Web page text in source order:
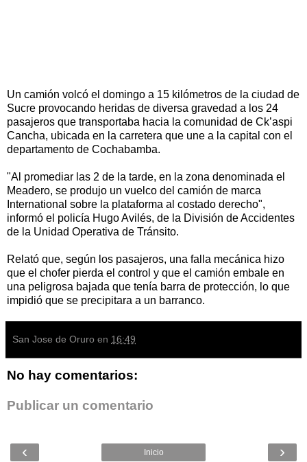
Un camión volcó el domingo a 15 kilómetros de la ciudad de
Sucre provocando heridas de diversa gravedad a los 24
pasajeros que transportaba hacia la comunidad de Ck’aspi
Cancha, ubicada en la carretera que une a la capital con el
departamento de Cochabamba.
"Al promediar las 2 de la tarde, en la zona denominada el
Meadero, se produjo un vuelco del camión de marca
International sobre la plataforma al costado derecho",
informó el policía Hugo Avilés, de la División de Accidentes
de la Unidad Operativa de Tránsito.
Relató que, según los pasajeros, una falla mecánica hizo
que el chofer pierda el control y que el camión embale en
una peligrosa bajada que tenía barra de protección, lo que
impidió que se precipitara a un barranco.
San Jose de Oruro en 16:49
No hay comentarios:
Publicar un comentario
‹ ›
Inicio